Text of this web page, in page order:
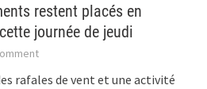
restent placés en
journée de jeudi
rafales de vent et une activité